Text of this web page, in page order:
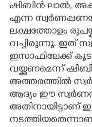
ഷിബിൻ ലാൽ,​
എന്ന
ലക്ഷത്തോളം
വച്ചിരുന്നു. ഇത്
ഇസാഫിലേക്ക്
വയ്ക്കണമെന്ന്
അത്തരത്തിൽ
ആദ്യം ഈ
അതിനായിട്ടാണ്